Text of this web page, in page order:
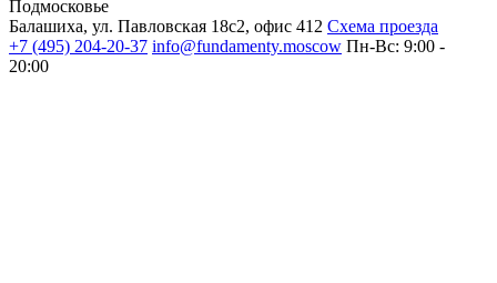
Подмосковье
Балашиха, ул. Павловская 18с2, офис 412 Cхема проезда
+7 (495) 204-20-37 info@fundamenty.moscow Пн-Вс: 9:00 -
20:00